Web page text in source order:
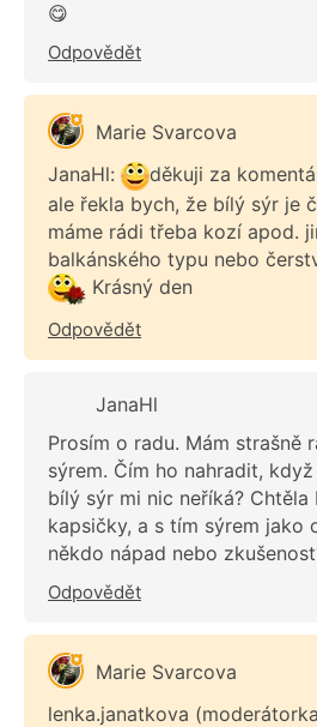
😋
Odpovědět
Marie Svarcova
JanaHl:
děkuji za
ale řekla bych, že bílý sýr je
máme rádi třeba kozí apod.
balkánského typu nebo
Krásný den
Odpovědět
JanaHl
Prosím o radu. Mám strašně
sýrem. Čím ho nahradit,
bílý sýr mi nic neříká?
kapsičky, a s tím sýrem jako
někdo nápad nebo
Odpovědět
Marie Svarcova
lenka.janatkova